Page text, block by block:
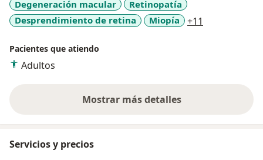
Degeneración macular
Retinopatía
Desprendimiento de retina
Miopía +11
Pacientes que atiendo
Adultos
Mostrar más detalles
sobre la experiencia
Servicios y precios